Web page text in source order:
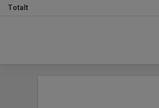
Totalt